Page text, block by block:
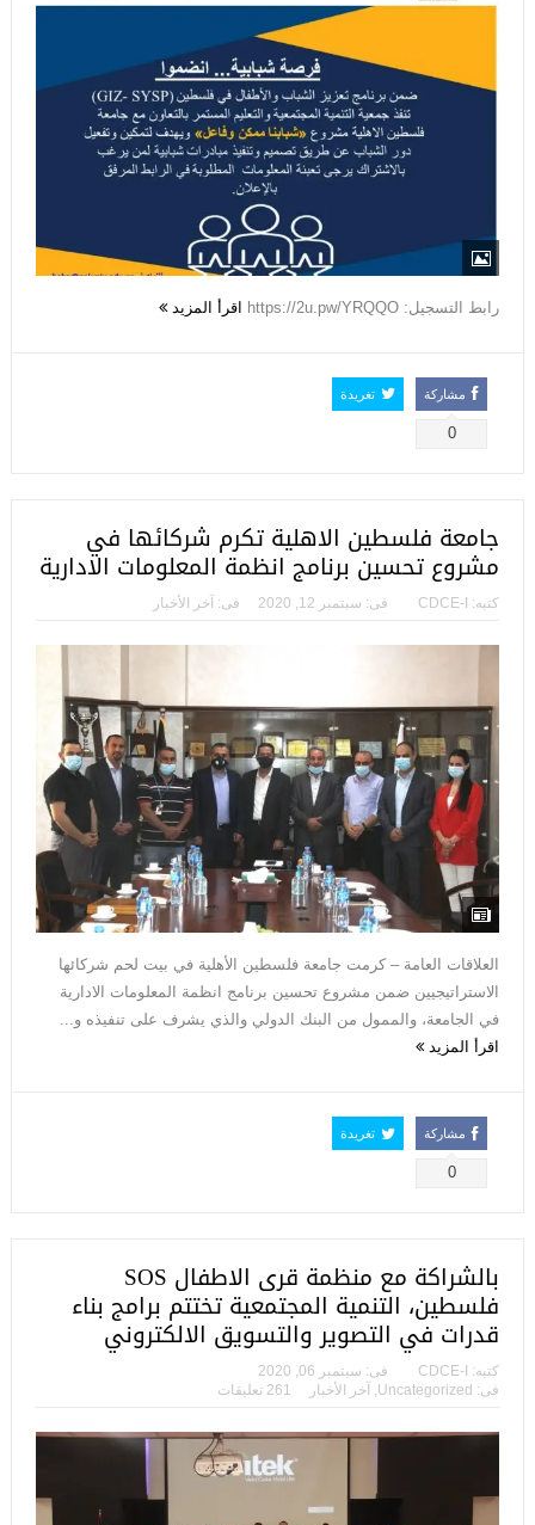
رابط التسجيل: https://2u.pw/YRQQO اقرأ المزيد
مشاركة
0
تغريدة
جامعة فلسطين الاهلية تكرم شركائها في
مشروع تحسين برنامج انظمة المعلومات الادارية
كتبه: CDCE-I فى: سبتمبر 12, 2020 فى: آخر الأخبار
العلاقات العامة – كرمت جامعة فلسطين الأهلية في بيت لحم شركائها
الاستراتيجيين ضمن مشروع تحسين برنامج انظمة المعلومات الادارية
في الجامعة، والممول من البنك الدولي والذي يشرف على تنفيذه و...
اقرأ المزيد
مشاركة
0
تغريدة
بالشراكة مع منظمة قرى الاطفال SOS
فلسطين، التنمية المجتمعية تختتم برامج بناء
قدرات في التصوير والتسويق الالكتروني
كتبه: CDCE-I فى: سبتمبر 06, 2020
فى: Uncategorized
, آخر الأخبار 261 تعليقات